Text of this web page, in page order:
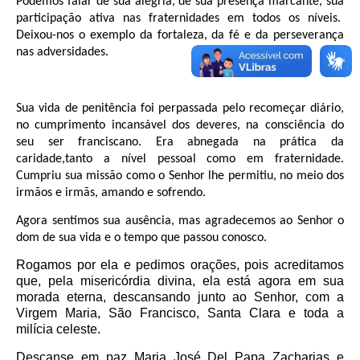
participação ativa nas fraternidades em todos os níveis.
Deixou-nos o exemplo da fortaleza, da fé e da perseverança
nas adversidades.
Sua vida de penitência foi perpassada pelo recomeçar diário,
no cumprimento incansável dos deveres, na consciência do
seu ser franciscano. Era abnegada na prática da
caridade,tanto a nível pessoal como em fraternidade.
Cumpriu sua missão como o Senhor lhe permitiu, no meio dos
irmãos e irmãs, amando e sofrendo.
Agora sentimos sua ausência, mas agradecemos ao Senhor o
dom de sua vida e o tempo que passou conosco.
Rogamos por ela e pedimos orações, pois acreditamos
que, pela misericórdia divina, ela está agora em sua
morada eterna, descansando junto ao Senhor, com a
Virgem Maria, São Francisco, Santa Clara e toda a
milícia celeste.
Descanse em paz Maria José Del Papa Zacharias e